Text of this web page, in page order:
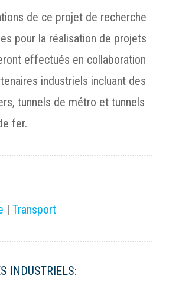
de ce projet de recherche
pour la réalisation de projets
effectués en collaboration
industriels incluant des
tunnels de métro et tunnels
fer.
| Transport
INDUSTRIELS: